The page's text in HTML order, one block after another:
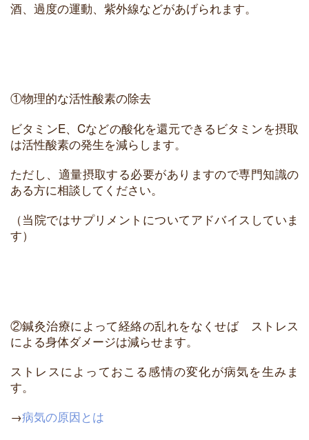
酒、過度の運動、紫外線などがあげられます。
①物理的な活性酸素の除去
ビタミンE、Cなどの酸化を還元できるビタミンを摂取
は活性酸素の発生を減らします。
ただし、適量摂取する必要がありますので専門知識の
ある方に相談してください。
（当院ではサプリメントについてアドバイスしていま
す）
②鍼灸治療によって経絡の乱れをなくせば ストレス
による身体ダメージは減らせます。
ストレスによっておこる感情の変化が病気を生みま
す。
→病気の原因とは